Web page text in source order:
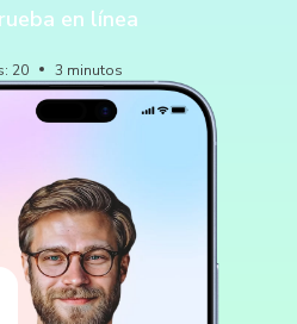
en línea
: 20 3 minutos